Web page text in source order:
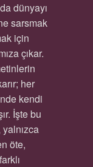
dünyayı
sarsmak
için
çıkar.
her
kendi
İşte bu
öte,